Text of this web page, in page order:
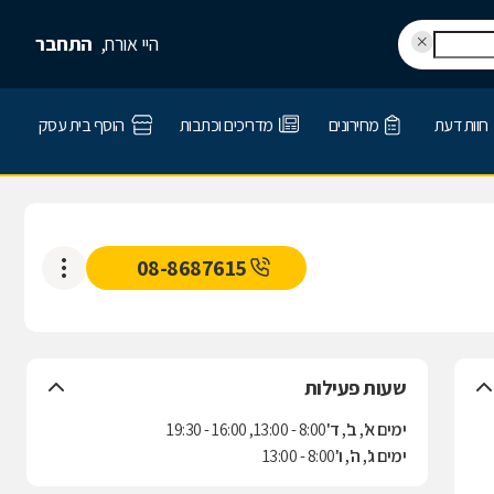
היי אורח, התחבר
חוות דעת מחירונים מדריכים וכתבות הוסף בית עסק
08-8687615
שעות פעילות
ימים א', ב', ד'8:00 - 13:00, 16:00 - 19:30
ימים ג', ה', ו'8:00 - 13:00